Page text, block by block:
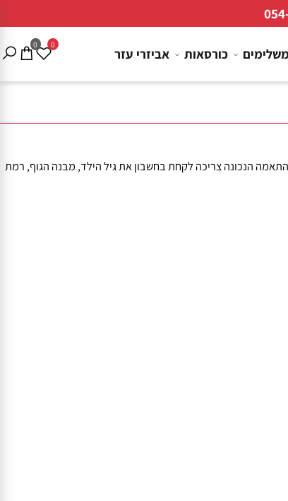
0 0
כורסאות אביזרי עזר
הנכונה צריכה לקחת בחשבון את גיל הילד, מבנה הגוף, רמת